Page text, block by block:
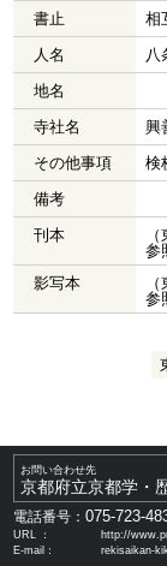
書止
相
人名
八
地名
寺社名
興
その他事項
検
備考
刊本
参
影写本
参
お問い合わせ先
京都府立京都学・
電話番号：075-723-
URL ：
http://
E-mail：
rekisaikan-